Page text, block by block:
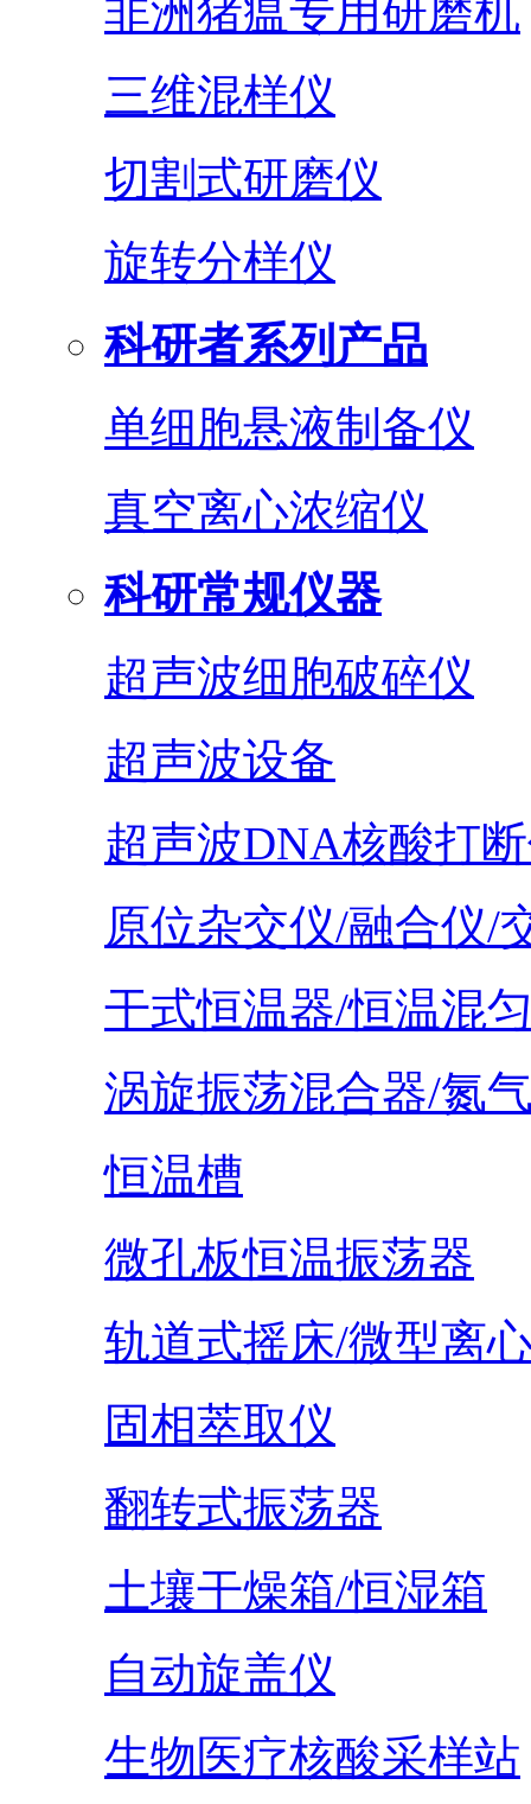
非洲猪瘟专用研磨机
三维混样仪
切割式研磨仪
旋转分样仪
科研者系列产品
单细胞悬液制备仪
真空离心浓缩仪
科研常规仪器
超声波细胞破碎仪
超声波设备
超声波DNA核酸打
原位杂交仪/融合仪/
干式恒温器/恒温混
涡旋振荡混合器/氮
恒温槽
微孔板恒温振荡器
轨道式摇床/微型离
固相萃取仪
翻转式振荡器
土壤干燥箱/恒湿箱
自动旋盖仪
生物医疗核酸采样站